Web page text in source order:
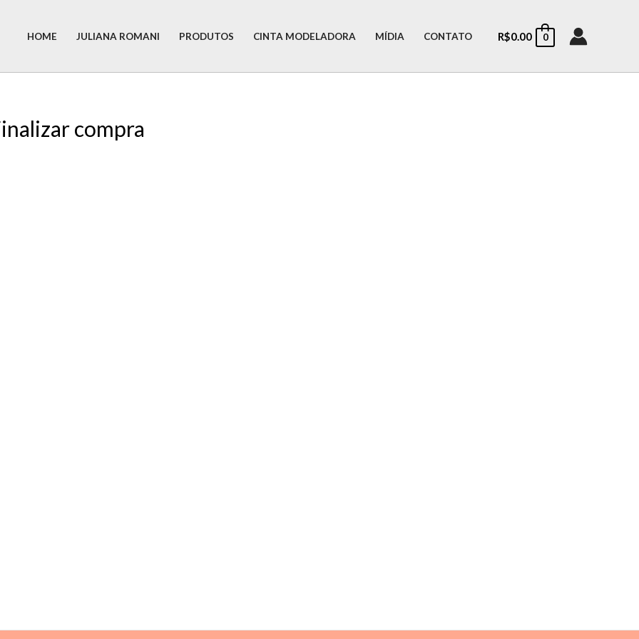
HOME JULIANA ROMANI PRODUTOS CINTA MODELADORA MÍDIA CONTATO R$0.00 0
compra